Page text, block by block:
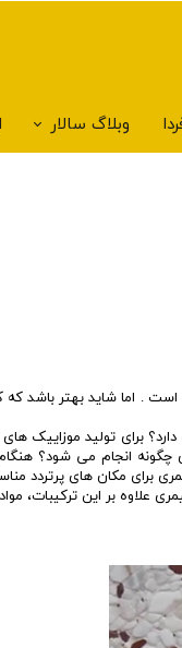
وبلاگ سالار
. اما شاید بهتر باشد
برای تولید موزاییک
انجام می شود؟
برای مکان های پرتردد
علاوه بر این ترکیبات،